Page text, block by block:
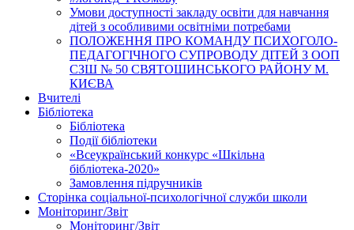
Умови доступності закладу освіти для навчання
дітей з особливими освітніми потребами
ПОЛОЖЕННЯ ПРО КОМАНДУ ПСИХОГОЛО-
ПЕДАГОГІЧНОГО СУПРОВОДУ ДІТЕЙ З ООП
СЗШ № 50 СВЯТОШИНСЬКОГО РАЙОНУ М.
КИЄВА
Вчителі
Бібліотека
Бібліотека
Події бібліотеки
«Всеукраїнський конкурс «Шкільна
бібліотека-2020»
Замовлення підручників
Cторінка соціальної-психологічної служби школи
Моніторинг/Звіт
Моніторинг/Звіт